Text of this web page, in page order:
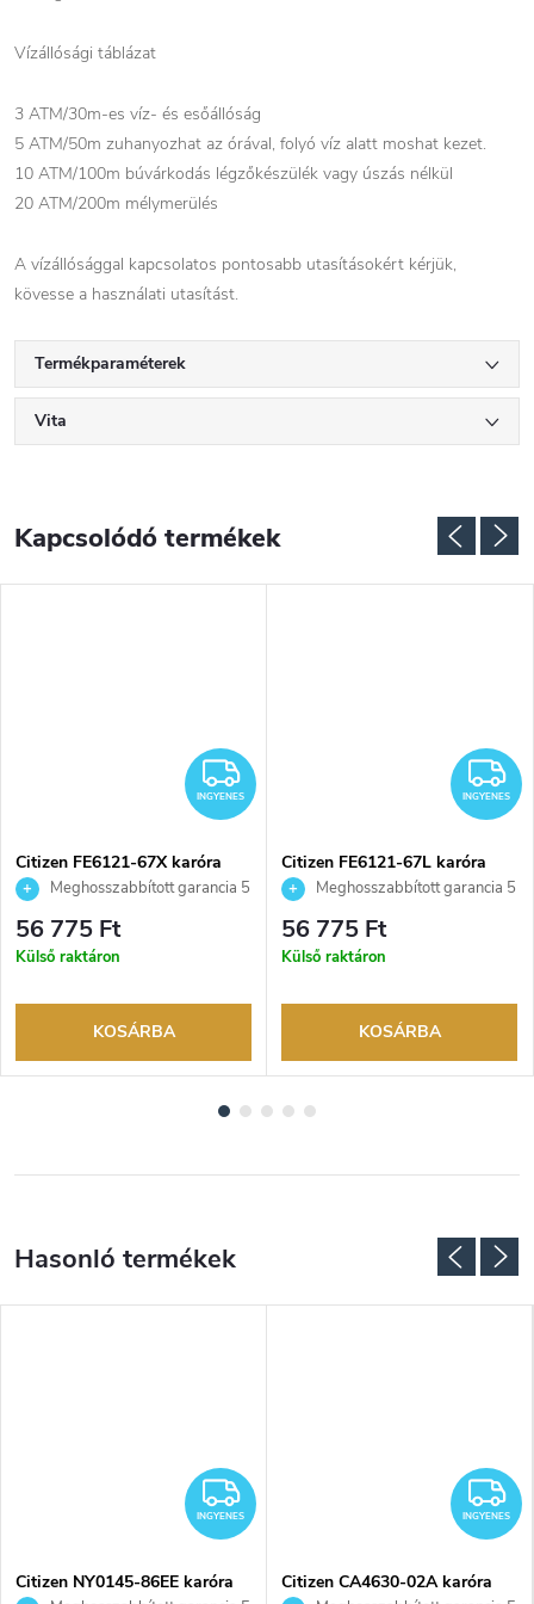
Vízállósági táblázat
3 ATM/30m-es víz- és esőállóság
5 ATM/50m zuhanyozhat az órával, folyó víz alatt moshat kezet.
10 ATM/100m búvárkodás légzőkészülék vagy úszás nélkül
20 ATM/200m mélymerülés
A vízállósággal kapcsolatos pontosabb utasításokért kérjük,
kövesse a használati utasítást.
Termékparaméterek
Vita
Kapcsolódó termékek
INGYENES
INGYENES
Citizen FE6121-67X karóra
Meghosszabbított garancia 5
évre. Akár 100 napos
visszaküldési lehetőség. Hivatalos
56 775 Ft
Külső raktáron
KOSÁRBA
INGYENES
Citizen FE6121-67L karóra
Meghosszabbított garancia 5
évre. Akár 100 napos
visszaküldési lehetőség. Hivatalos
56 775 Ft
Külső raktáron
KOSÁRBA
INGYENES
INGYENES
Citizen NY0145-86EE karóra
INGYENES
Citizen CA4630-02A karóra